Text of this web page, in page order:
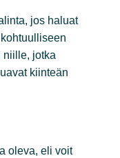
jos haluat
niille, jotka
kiinteän
oleva, eli voit